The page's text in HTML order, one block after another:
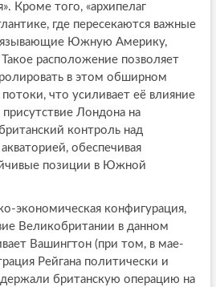
Кроме того, «архипелаг
где пересекаются важные
Южную Америку,
расположение позволяет
в этом обширном
что усиливает её влияние
Лондона на
контроль над
обеспечивая
позиции в Южной
экономическая конфигурация,
Великобритании в данном
Вашингтон (при том, в мае-
Рейгана политически и
британскую операцию на